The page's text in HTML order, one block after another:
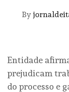
By
Entidade
prejudicam
do processo e